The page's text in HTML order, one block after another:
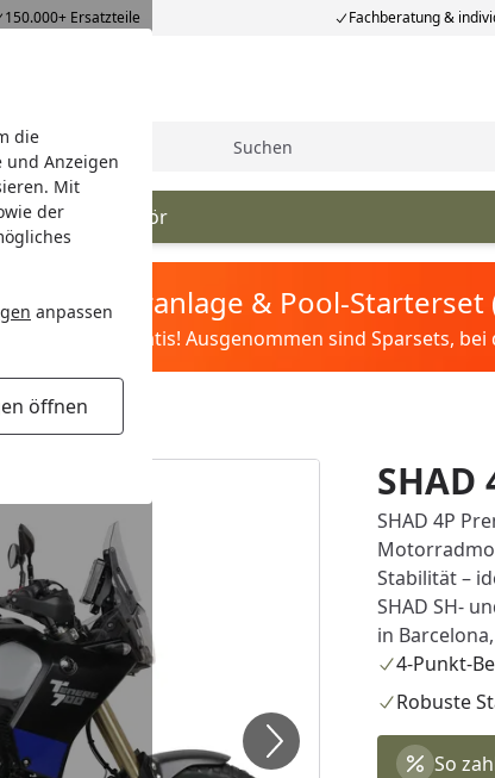
die
und Anzeigen
Mit
der
anpassen
öffnen
150.000+ Ersatzteile Fachberatung &
Suche
Zubehör
Sandfilteranlage & Pool-Starterset
Filter&Pflege gratis! Ausgenommen sind Sparsets,
SHAD 4P
Stabilität –
SHAD SH-
in
4-Punkt-
Robuste
So